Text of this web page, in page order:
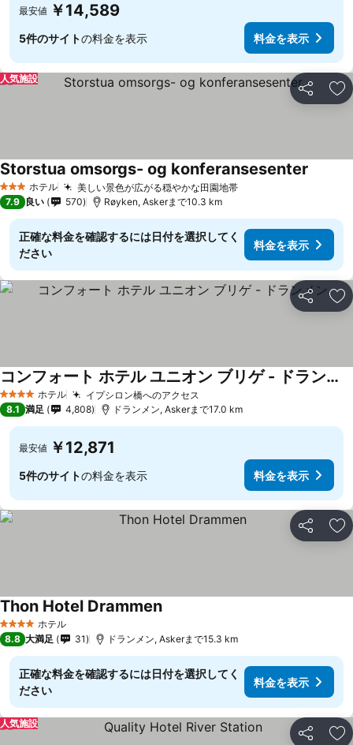
最安値 ￥14,589
5件のサイトの料金を表示 料金を表示
シェア お
人気施設
3 ホテルのランク
ホテル 美しい景色が広がる穏やかな田園地帯
Storstua omsorgs- og konferansesenter
7.9 良い 570 Røyken, Askerまで10.3 km
正確な料金を確認するには日付を選択してく
ださい
料金を表示
シェア お
4 ホテルのランク
ホテル イプシロン橋へのアクセス
コンフォート ホテル ユニオン ブリゲ - ドランメン
8.1 満足 4,808 ドランメン, Askerまで17.0 km
最安値 ￥12,871
5件のサイトの料金を表示 料金を表示
シェア お
4 ホテルのランク
ホテル
Thon Hotel Drammen
8.8 大満足 31 ドランメン, Askerまで15.3 km
正確な料金を確認するには日付を選択してく
ださい
料金を表示
シェア お
人気施設